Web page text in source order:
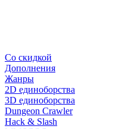
Со скидкой
Дополнения
Жанры
2D единоборства
3D единоборства
Dungeon Crawler
Hack & Slash